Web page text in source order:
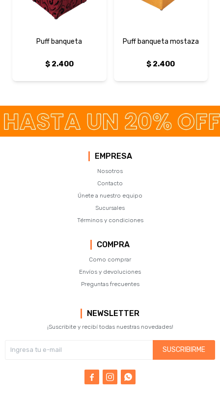
Puff banqueta
$ 2.400
Puff banqueta mostaza
$ 2.400
EMPRESA
Nosotros
Contacto
Únete a nuestro equipo
Sucursales
Términos y condiciones
COMPRA
Como comprar
Envíos y devoluciones
Preguntas frecuentes
NEWSLETTER
¡Suscribite y recibí todas nuestras novedades!
SUSCRIBIRME
  